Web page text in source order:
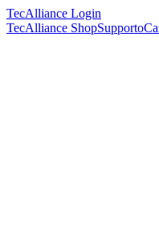
TecAlliance Login
TecAlliance ShopSupporto